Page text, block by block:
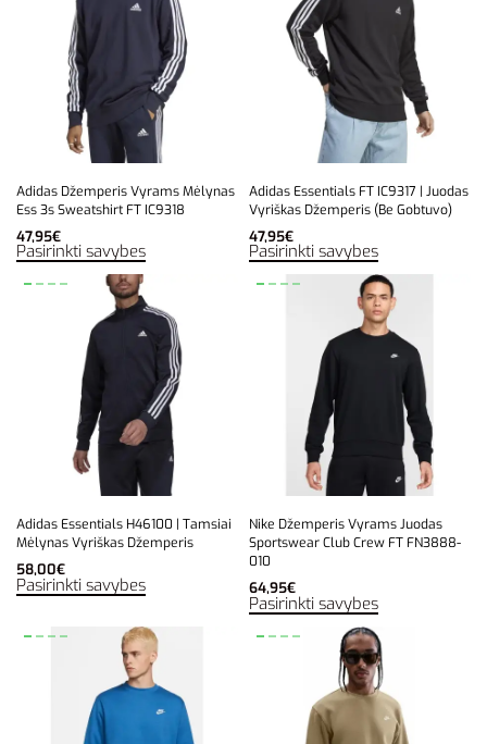
Adidas Džemperis Vyrams Mėlynas
Ess 3s Sweatshirt FT IC9318
47,95€
Pasirinkti savybes
Adidas Essentials FT IC9317 | Juodas
Vyriškas Džemperis (Be Gobtuvo)
47,95€
Pasirinkti savybes
Adidas Essentials H46100 | Tamsiai
Mėlynas Vyriškas Džemperis
58,00€
Pasirinkti savybes
Nike Džemperis Vyrams Juodas
Sportswear Club Crew FT FN3888-
010
64,95€
Pasirinkti savybes